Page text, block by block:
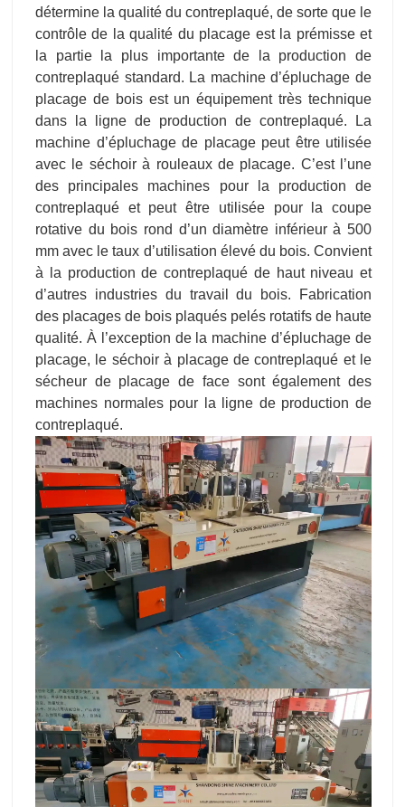
détermine la qualité du contreplaqué, de sorte que le
contrôle de la qualité du placage est la prémisse et
la partie la plus importante de la production de
contreplaqué standard. La machine d’épluchage de
placage de bois est un équipement très technique
dans la ligne de production de contreplaqué. La
machine d’épluchage de placage peut être utilisée
avec le séchoir à rouleaux de placage. C’est l’une
des principales machines pour la production de
contreplaqué et peut être utilisée pour la coupe
rotative du bois rond d’un diamètre inférieur à 500
mm avec le taux d’utilisation élevé du bois. Convient
à la production de contreplaqué de haut niveau et
d’autres industries du travail du bois. Fabrication
des placages de bois plaqués pelés rotatifs de haute
qualité. À l’exception de la machine d’épluchage de
placage, le séchoir à placage de contreplaqué et le
sécheur de placage de face sont également des
machines normales pour la ligne de production de
contreplaqué.